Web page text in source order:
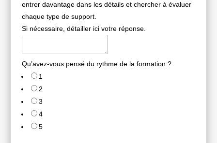
entrer davantage dans les détails et chercher à évaluer
chaque type de support.
Si nécessaire, détailler ici votre réponse.
Qu’avez-vous pensé du rythme de la formation ?
1
2
3
4
5